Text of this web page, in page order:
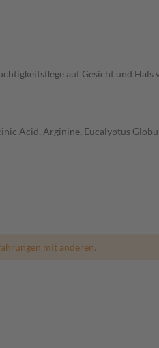
auf Gesicht und
Acid, Arginine, Eucalyptus
mit anderen.